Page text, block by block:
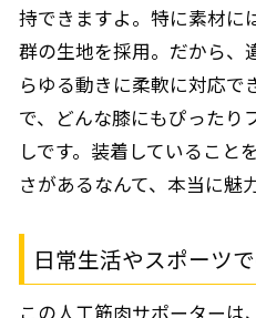
持できますよ。特に素材に
群の生地を採用。だから、
らゆる動きに柔軟に対応で
で、どんな膝にもぴったり
しです。装着していること
さがあるなんて、本当に魅
日常生活やスポーツ
この人工筋肉サポーターは